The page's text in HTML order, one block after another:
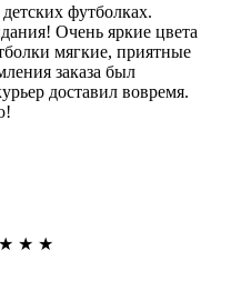
футболках.
Очень яркие цвета
мягкие, приятные
заказа был
доставил вовремя.
★ ★ ★